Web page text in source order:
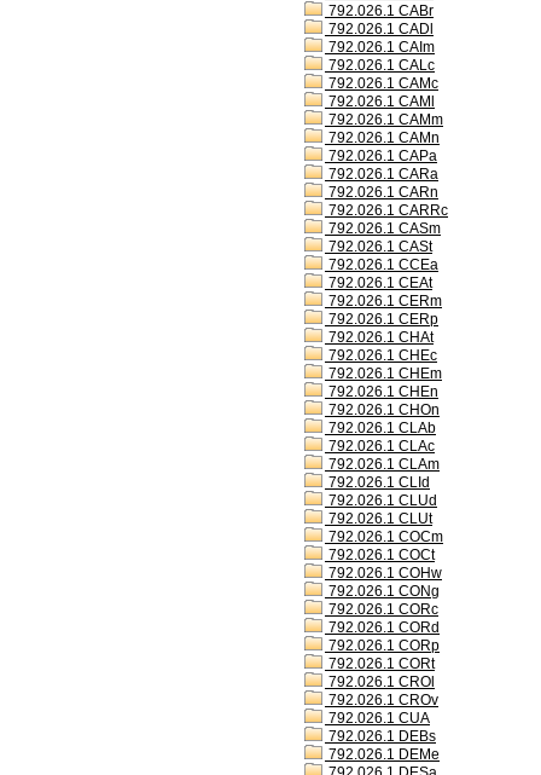
792.026.1 CABr
792.026.1 CADl
792.026.1 CAIm
792.026.1 CALc
792.026.1 CAMc
792.026.1 CAMl
792.026.1 CAMm
792.026.1 CAMn
792.026.1 CAPa
792.026.1 CARa
792.026.1 CARn
792.026.1 CARRc
792.026.1 CASm
792.026.1 CASt
792.026.1 CCEa
792.026.1 CEAt
792.026.1 CERm
792.026.1 CERp
792.026.1 CHAt
792.026.1 CHEc
792.026.1 CHEm
792.026.1 CHEn
792.026.1 CHOn
792.026.1 CLAb
792.026.1 CLAc
792.026.1 CLAm
792.026.1 CLId
792.026.1 CLUd
792.026.1 CLUt
792.026.1 COCm
792.026.1 COCt
792.026.1 COHw
792.026.1 CONg
792.026.1 CORc
792.026.1 CORd
792.026.1 CORp
792.026.1 CORt
792.026.1 CROl
792.026.1 CROv
792.026.1 CUA
792.026.1 DEBs
792.026.1 DEMe